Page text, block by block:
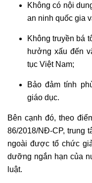
Không có nội
an ninh quốc gia
Không truyền bá
hưởng xấu đến
tục Việt Nam;
Bảo đảm tính
giáo dục.
Bên cạnh đó, theo
86/2018/NĐ-CP, trung
ngoài được tổ chức
dưỡng ngắn hạn của
luật.